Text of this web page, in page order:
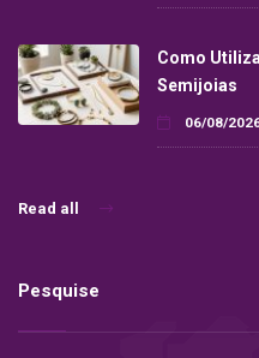
Como
Semijoias
06/08/
Read all
Pesquise